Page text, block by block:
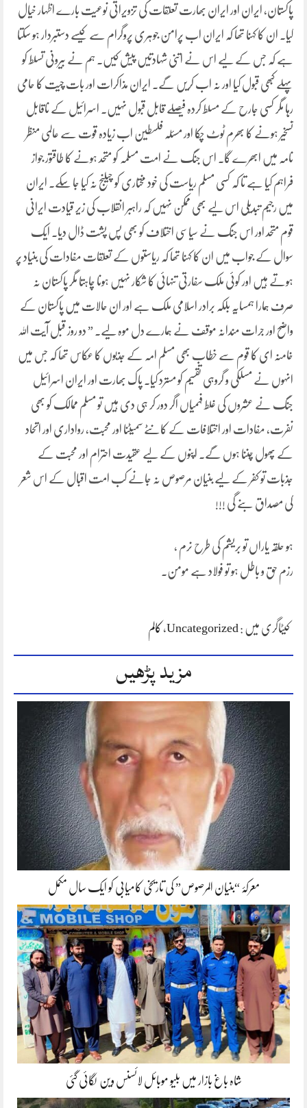
پاکستان، ایران اور ایران بھارت تعلقات کی تزویراتی نوعیت بارے اظہار خیال
کیا۔ ان کا کہنا تھا کہ ایران اب پرامن جوہری پروگرام سے کیسے دستبردار ہو سکتا
ہے کہ جس کے لیے اس نے اتنی شہادتیں پیش کیں۔ ہم نے بیرونی تسلط کو
پہلے کبھی قبول کیا اور نہ اب کریں گے۔ ایران مذاکرات اور بات چیت کا حامی
رہا مگر کسی جارح کے مسلط کردہ فیصلے قابل قبول نہیں۔ اسرائیل کے ناقابل
تسخیر ہونے کا بھرم ٹوٹ چکا اور مسئلہ فلسطین اب زیادہ قوت سے عالمی منظر
نامہ میں ابھرے گا۔ اس جنگ نے امت مسلمہ کو متحد ہونے کا طاقتور جواز
فراہم کیا ہے تا کہ کسی مسلم ریاست کی خود مختاری کو چیلنج نہ کیا جا سکے۔ ایران
میں رجیم تبدیلی اس لیے بھی ممکن نہیں کہ راہبر انقلاب کی زیر قیادت ایرانی
قوم متحد اور اس جنگ نے سیاسی اختلاف کو بھی پس پشت ڈال دیا۔ ایک
سوال کے جواب میں ان کا کہنا تھا کہ ریاستوں کے تعلقات مفادات کی بنیاد پر
ہوتے ہیں اور کوئی ملک سفارتی تنہائی کا شکار نہیں ہونا چاہتا مگر پاکستان نہ
صرف ہمارا ہمسایہ بلکہ برادر اسلامی ملک ہے اور ان حالات میں پاکستان کے
واضح اور جرات مندانہ موقف نے ہمارے دل موہ لیے۔ ” دو روز قبل آیت اللہ
خامنہ ای کا قوم سے خطاب بھی مسلم امہ کے جذبوں کا عکاس تھا کہ جس میں
انہوں نے مسلکی و گروہی تقسیم کو مسترد کیا۔ پاک بھارت اور ایران اسرائیل
جنگ نے عشروں کی غلط فہمیاں اگر دور کر ہی دی ہیں تو مسلم ممالک کو بھی
نفرت، مفادات اور اختلافات کے کانٹے سمیٹنا اور محبت، رواداری اور اتحاد
کے پھول چننا ہوں گے۔ اپنوں کے لیے عقیدت احترام اور محبت کے
جذبات تو کفر کے لیے بنیان مرصوص نہ جانے کب امت اقبال کے اس شعر
کی مصداق بنے گی !!!
ہو حلقہ یاراں تو بریشم کی طرح نرم ،
رزم حق و باطل ہو تو فولاد ہے مومن۔
کیٹاگری میں : Uncategorized، کالم
مزید پڑھیں
معرکۂ “بنیان المرصوص” کی تاریخی کامیابی کو ایک سال مکمل
شاہ باغ بازار میں بلیو موبائل لائسنس وین لگائی گئی